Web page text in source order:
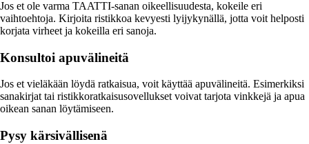
Jos et ole varma TAATTI-sanan oikeellisuudesta, kokeile eri
vaihtoehtoja. Kirjoita ristikkoa kevyesti lyijykynällä, jotta voit helposti
korjata virheet ja kokeilla eri sanoja.
Konsultoi apuvälineitä
Jos et vieläkään löydä ratkaisua, voit käyttää apuvälineitä. Esimerkiksi
sanakirjat tai ristikkoratkaisusovellukset voivat tarjota vinkkejä ja apua
oikean sanan löytämiseen.
Pysy kärsivällisenä